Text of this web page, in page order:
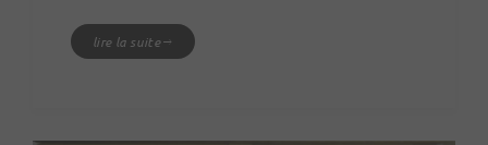
lire la suite